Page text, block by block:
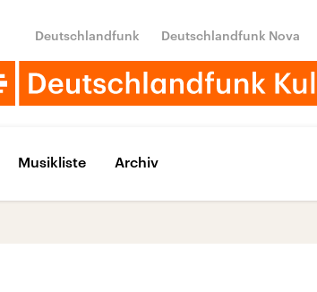
Deutschlandfunk Deutschlandfunk Nova
Musikliste Archiv